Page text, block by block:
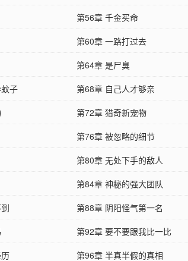
第56章 千金买命
第60章 一路打过去
第64章 是尸臭
子
第68章 自己人才够亲
第72章 猎奇新宠物
第76章 被忽略的细节
第80章 无处下手的敌人
第84章 神秘的强大团队
第88章 阴阳怪气第一名
第92章 要不要跟我比一比
第96章 半真半假的真相